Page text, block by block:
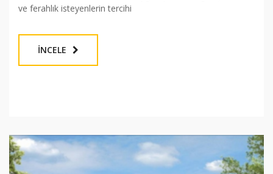
ve ferahlık isteyenlerin tercihi
İNCELE